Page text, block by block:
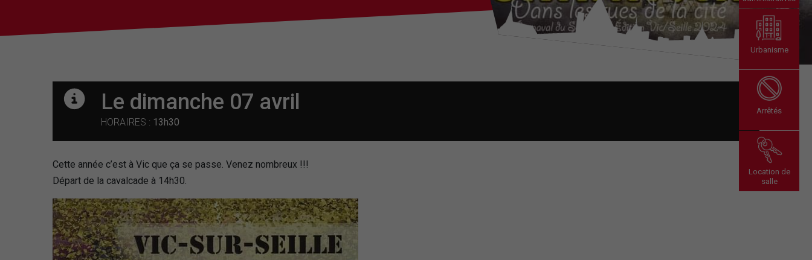
Urbanisme
Arrêtés
Location de
salle
Le dimanche 07 avril
HORAIRES : 13h30
Cette année c’est à Vic que ça se passe. Venez nombreux !!!
Départ de la cavalcade à 14h30.